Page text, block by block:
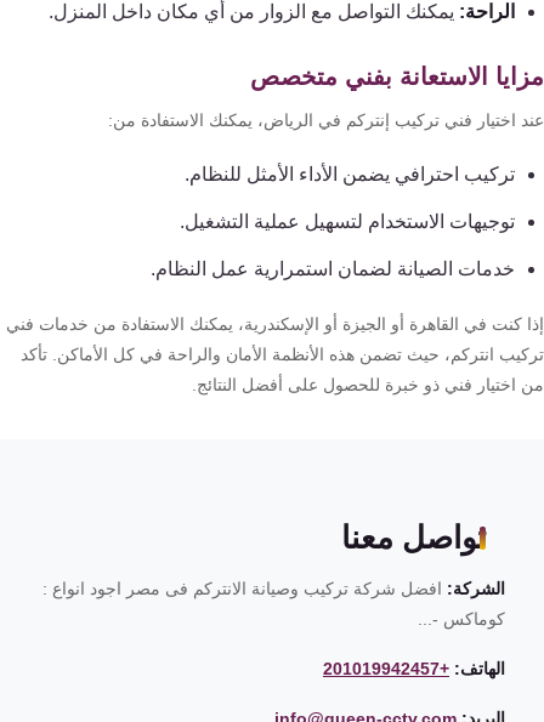
الراحة:يمكنك التواصل مع الزوار من أي مكان داخل المنزل.
الاستعانة بفني متخصص
اختيار فني تركيب إنتركم في الرياض، يمكنك الاستفادة من:
تركيب احترافي يضمن الأداء الأمثل للنظام.
توجيهات الاستخدام لتسهيل عملية التشغيل.
خدمات الصيانة لضمان استمرارية عمل النظام.
كنت في القاهرة أو الجيزة أو الإسكندرية، يمكنك الاستفادة من خدمات فني
انتركم، حيث تضمن هذه الأنظمة الأمان والراحة في كل الأماكن. تأكد
اختيار فني ذو خبرة للحصول على أفضل النتائج.
تواصل معنا
الشركة:افضل شركة تركيب وصيانة الانتركم فى مصر اجود انواع :
كوماكس -...
الهاتف: +201019942457